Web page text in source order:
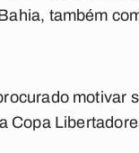
também
motivar
Copa